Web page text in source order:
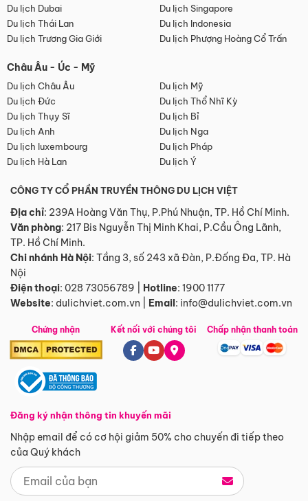
Du lịch Dubai
Du lịch Singapore
Du lịch Thái Lan
Du lịch Indonesia
Du lịch Trương Gia Giới
Du lịch Phượng Hoàng Cổ Trấn
Châu Âu - Úc - Mỹ
Du lịch Châu Âu
Du lịch Mỹ
Du lịch Đức
Du lịch Thổ Nhĩ Kỳ
Du lịch Thụy Sĩ
Du lịch Bỉ
Du lịch Anh
Du lịch Nga
Du lịch luxembourg
Du lịch Pháp
Du lịch Hà Lan
Du lịch Ý
CÔNG TY CỔ PHẦN TRUYỀN THÔNG DU LỊCH VIỆT
Địa chỉ: 239A Hoàng Văn Thụ, P.Phú Nhuận, TP. Hồ Chí Minh.
Văn phòng: 217 Bis Nguyễn Thị Minh Khai, P.Cầu Ông Lãnh,
TP. Hồ Chí Minh.
Chi nhánh Hà Nội: Tầng 3, số 243 xã Đàn, P.Đống Đa, TP. Hà
Nội
Điện thoại: 028 73056789 Hotline: 1900 1177
Website: dulichviet.com.vn Email: info@dulichviet.com.vn
Chứng nhận
Đăng ký nhận thông tin khuyến mãi
Nhập email để có cơ hội giảm 50% cho chuyến đi tiếp theo
của Quý khách
Kết nối với chúng tôi Chấp nhận thanh toán